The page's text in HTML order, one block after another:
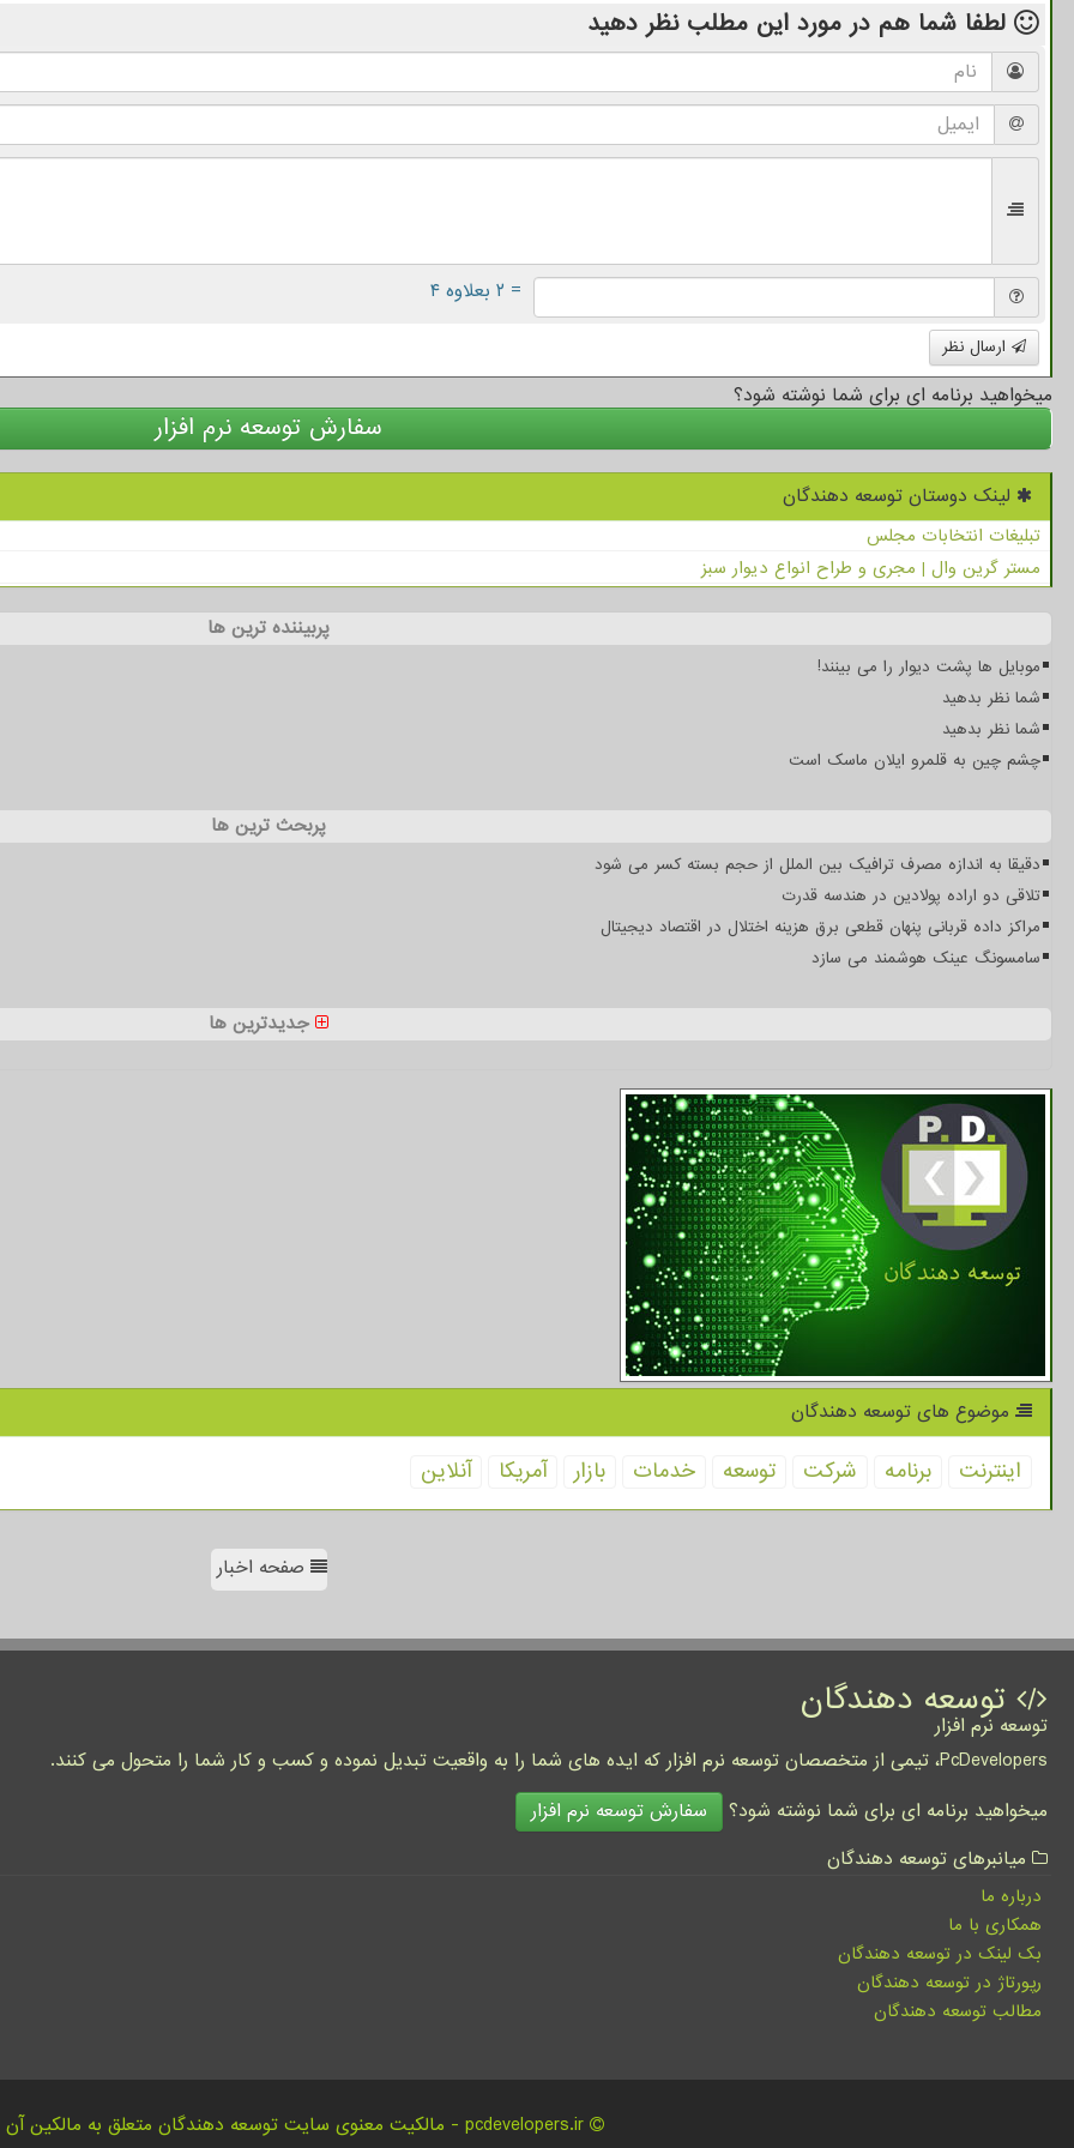
لطفا شما هم در مورد این مطلب نظر دهید
= ۲ بعلاوه ۴
ارسال نظر
میخواهید برنامه ای برای شما نوشته شود؟
سفارش توسعه نرم افزار
لینک دوستان توسعه دهندگان
تبلیغات انتخابات مجلس
مستر گرین وال | مجری و طراح انواع دیوار سبز
پربیننده ترین ها
موبایل ها پشت دیوار را می بینند!
شما نظر بدهید
شما نظر بدهید
چشم چین به قلمرو ایلان ماسک است
پربحث ترین ها
دقیقا به اندازه مصرف ترافیک بین الملل از حجم بسته کسر می شود
تلاقی دو اراده پولادین در هندسه قدرت
مراکز داده قربانی پنهان قطعی برق هزینه اختلال در اقتصاد دیجیتال
سامسونگ عینک هوشمند می سازد
جدیدترین ها
موضوع های توسعه دهندگان
اینترنت برنامه شركت توسعه خدمات بازار آمریكا آنلاین
صفحه اخبار
توسعه دهندگان
توسعه نرم افزار
PcDevelopers، تیمی از متخصصان توسعه نرم افزار که ایده های شما را به واقعیت تبدیل نموده و کسب و کار شما را متحول می کنند.
میخواهید برنامه ای برای شما نوشته شود؟
سفارش توسعه نرم افزار
میانبرهای توسعه دهندگان
درباره ما
همکاری با ما
بک لینک در توسعه دهندگان
رپورتاژ در توسعه دهندگان
مطالب توسعه دهندگان
pcdevelopers.ir - مالکیت معنوی سایت توسعه دهندگان متعلق به مالکین آن می باشد